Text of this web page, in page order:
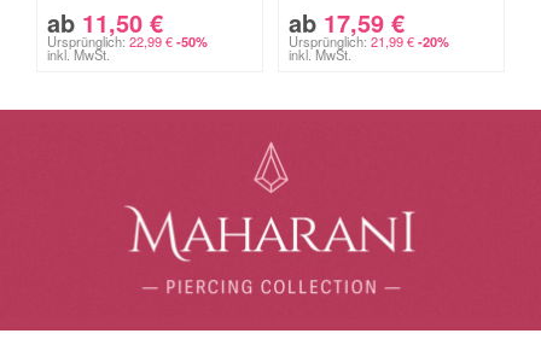
ab 11,50 €
Ursprünglich: 22,99€ -50%
inkl. MwSt.
ab 17,59 €
Ursprünglich: 21,99€ -20%
inkl. MwSt.